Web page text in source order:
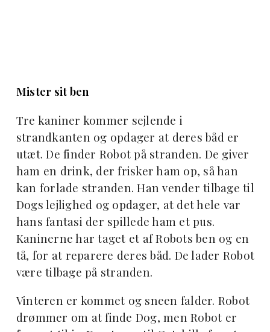
Mister sit ben
Tre kaniner kommer sejlende i
strandkanten og opdager at deres båd er
utæt. De finder Robot på stranden. De giver
ham en drink, der frisker ham op, så han
kan forlade stranden. Han vender tilbage til
Dogs lejlighed og opdager, at det hele var
hans fantasi der spillede ham et pus.
Kaninerne har taget et af Robots ben og en
tå, for at reparere deres båd. De lader Robot
være tilbage på stranden.
Vinteren er kommet og sneen falder. Robot
drømmer om at finde Dog, men Robot er